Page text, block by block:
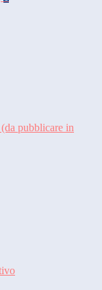
pubblicare in